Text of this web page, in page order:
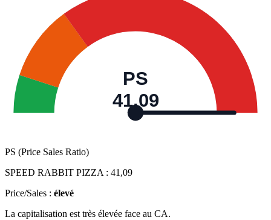
PS
41,09
PS (Price Sales Ratio)
SPEED RABBIT PIZZA : 41,09
Price/Sales : élevé
La capitalisation est très élevée face au CA.